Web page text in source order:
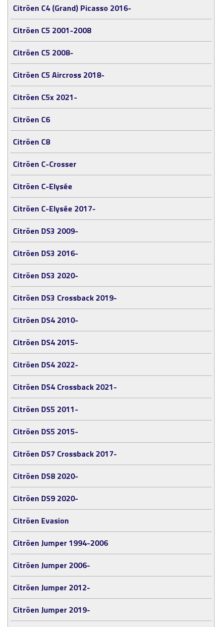
Citröen C4 (Grand) Picasso 2016-
Citröen C5 2001-2008
Citröen C5 2008-
Citröen C5 Aircross 2018-
Citröen C5x 2021-
Citröen C6
Citröen C8
Citröen C-Crosser
Citröen C-Elysée
Citröen C-Elysée 2017-
Citröen DS3 2009-
Citröen DS3 2016-
Citröen DS3 2020-
Citröen DS3 Crossback 2019-
Citröen DS4 2010-
Citröen DS4 2015-
Citröen DS4 2022-
Citröen DS4 Crossback 2021-
Citröen DS5 2011-
Citröen DS5 2015-
Citröen DS7 Crossback 2017-
Citröen DS8 2020-
Citröen DS9 2020-
Citröen Evasion
Citröen Jumper 1994-2006
Citröen Jumper 2006-
Citröen Jumper 2012-
Citröen Jumper 2019-